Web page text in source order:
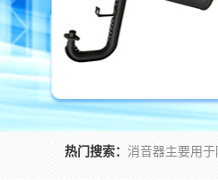
热门搜索：